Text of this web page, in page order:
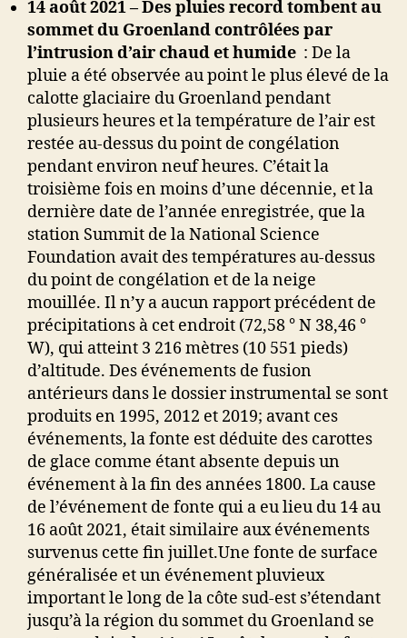
14 août 2021 –Des pluies record tombent au
sommet du Groenland contrôlées par
l’intrusion d’air chaud et humide : De la
pluie a été observée au point le plus élevé de la
calotte glaciaire du Groenland pendant
plusieurs heures et la température de l’air est
restée au-dessus du point de congélation
pendant environ neuf heures. C’était la
troisième fois en moins d’une décennie, et la
dernière date de l’année enregistrée, que la
station Summit de la National Science
Foundation avait des températures au-dessus
du point de congélation et de la neige
mouillée. Il n’y a aucun rapport précédent de
précipitations à cet endroit (72,58 ° N 38,46 °
W), qui atteint 3 216 mètres (10 551 pieds)
d’altitude. Des événements de fusion
antérieurs dans le dossier instrumental se sont
produits en 1995, 2012 et 2019; avant ces
événements, la fonte est déduite des carottes
de glace comme étant absente depuis un
événement à la fin des années 1800. La cause
de l’événement de fonte qui a eu lieu du 14 au
16 août 2021, était similaire aux événements
survenus cette fin juillet.Une fonte de surface
généralisée et un événement pluvieux
important le long de la côte sud-est s’étendant
jusqu’à la région du sommet du Groenland se